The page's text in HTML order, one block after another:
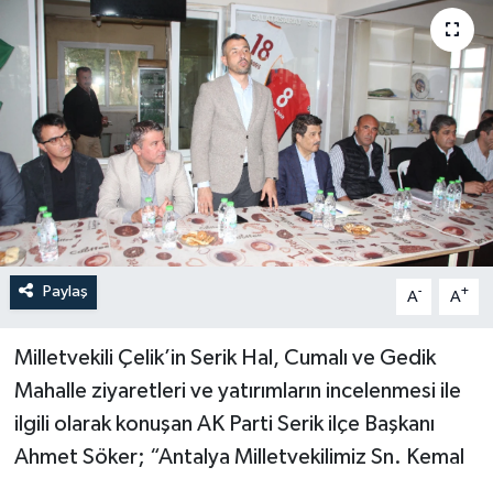
Paylaş A- A+
Milletvekili Çelik’in Serik Hal, Cumalı ve Gedik
Mahalle ziyaretleri ve yatırımların incelenmesi ile
ilgili olarak konuşan AK Parti Serik ilçe Başkanı
Ahmet Söker; “Antalya Milletvekilimiz Sn. Kemal